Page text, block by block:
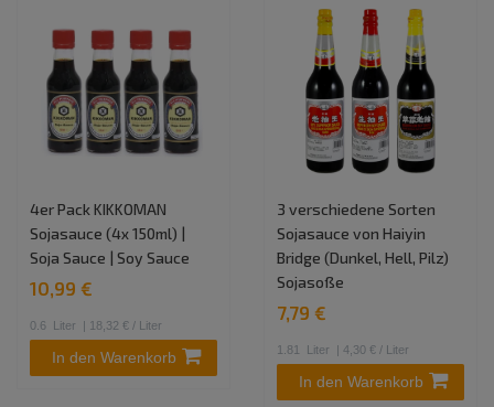
4er Pack KIKKOMAN
Sojasauce (4x 150ml) |
Soja Sauce | Soy Sauce
10,99 €
0.6 Liter | 18,32 € / Liter
In den Warenkorb
3 verschiedene Sorten
Sojasauce von Haiyin
Bridge (Dunkel, Hell, Pilz)
Sojasoße
7,79 €
1.81 Liter | 4,30 € / Liter
In den Warenkorb